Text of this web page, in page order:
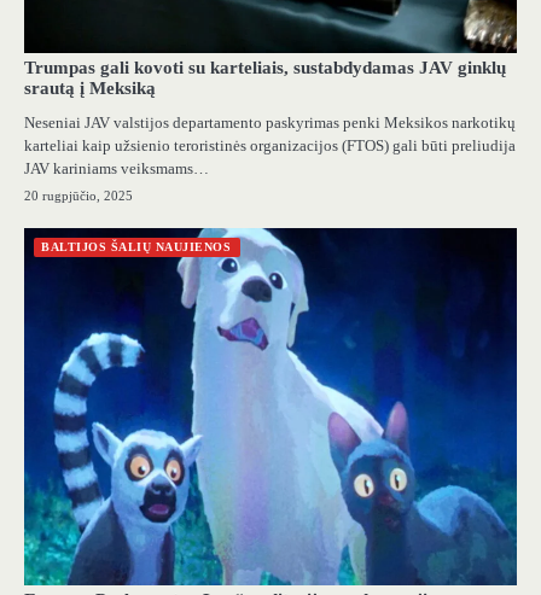
Trumpas gali kovoti su karteliais, sustabdydamas JAV ginklų
srautą į Meksiką
Neseniai JAV valstijos departamento paskyrimas penki Meksikos narkotikų
karteliai kaip užsienio teroristinės organizacijos (FTOS) gali būti preliudija
JAV kariniams veiksmams…
20 rugpjūčio, 2025
BALTIJOS ŠALIŲ NAUJIENOS